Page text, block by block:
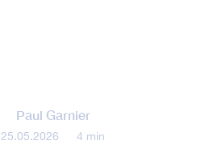
Paul Garnier
25.05.2026 4 min